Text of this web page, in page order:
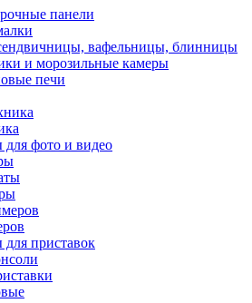
панели
вафельницы, блинницы
и морозильные камеры
печи
для фото и видео
для приставок